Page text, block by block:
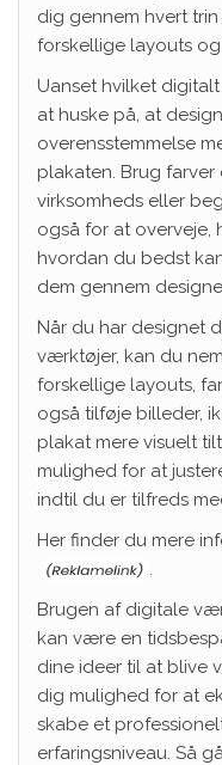
dig gennem hvert
forskellige layouts
Uanset hvilket
at huske på, at
overensstemmelse
plakaten. Brug
virksomheds eller
også for at overveje,
hvordan du bedst
dem gennem
Når du har designet
værktøjer, kan du
forskellige layouts,
også tilføje billeder,
plakat mere visuelt
mulighed for at
indtil du er tilfreds
Her finder du mere
.
Brugen af digitale
kan være en
dine ideer til at blive
dig mulighed for at
skabe et
erfaringsniveau. Så